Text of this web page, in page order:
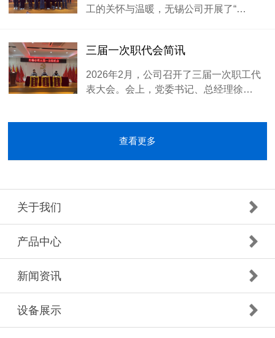
工的关怀与温暖，无锡公司开展了“…
三届一次职代会简讯
2026年2月，公司召开了三届一次职工代
表大会。会上，党委书记、总经理徐…
查看更多
关于我们
产品中心
新闻资讯
设备展示